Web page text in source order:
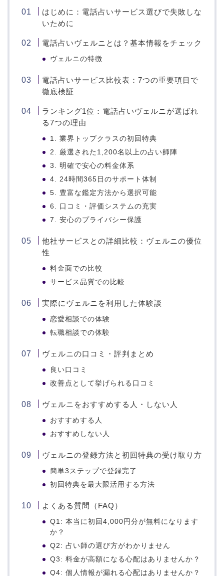
はじめに：電話占いサービス選びで失敗しな
いために
電話占いヴェルニとは？基本情報をチェック
ヴェルニの特徴
電話占いサービス比較表：7つの重要項目で
徹底検証
ランキング1位：電話占いヴェルニが選ばれ
る7つの理由
1. 業界トップクラスの初回特典
2. 厳選された1,200名以上の占い師陣
3. 明確で安心の料金体系
4. 24時間365日のサポート体制
5. 豊富な鑑定方法から選択可能
6. 口コミ・評価システムの充実
7. 安心のプライバシー保護
他社サービスとの詳細比較：ヴェルニの優位
性
料金面での比較
サービス品質での比較
実際にヴェルニを利用した体験談
恋愛相談での体験
転職相談での体験
ヴェルニの口コミ・評判まとめ
良い口コミ
改善点として挙げられる口コミ
ヴェルニをおすすめする人・しない人
おすすめする人
おすすめしない人
ヴェルニの登録方法と初回特典の受け取り方
簡単3ステップで登録完了
初回特典を最大限活用する方法
よくある質問（FAQ）
Q1: 本当に初回4,000円分が無料になります
か？
Q2: 占い師の選び方がわかりません
Q3: 料金が高額になる心配はありませんか？
Q4: 個人情報が漏れる心配はありませんか？